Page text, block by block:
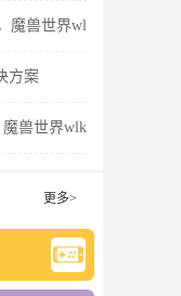
魔兽世界wlk盗贼天赋
方案
兽世界wlk元素萨输出手
更多>